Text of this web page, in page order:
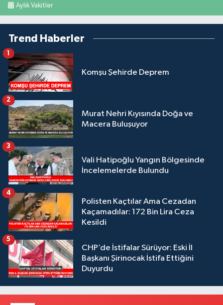
Aylık Vakitler
Trend Haberler
Komşu Şehirde Deprem
1
Murat Nehri Kıyısında Doğa ve
Macera Buluşuyor
2
Vali Hatipoğlu Yangın Bölgesinde
İncelemelerde Bulundu
3
Polisten Kaçtılar Ama Cezadan
Kaçamadılar: 172 Bin Lira Ceza
Kesildi
4
CHP’de İstifalar Sürüyor: Eski İl
Başkanı Şirinocak İstifa Ettiğini
Duyurdu
5